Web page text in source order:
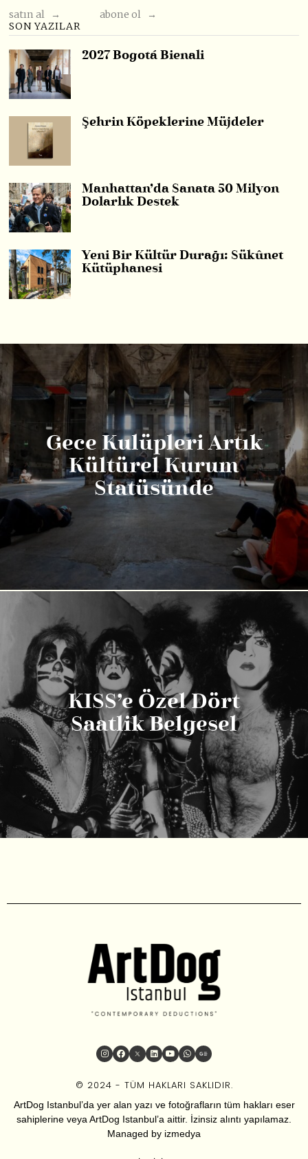
satın al →
abone ol →
SON YAZILAR
2027 Bogotá Bienali
Şehrin Köpeklerine Müjdeler
Manhattan’da Sanata 50 Milyon
Dolarlık Destek
Yeni Bir Kültür Durağı: Sükûnet
Kütüphanesi
Gece Kulüpleri Artık
Kültürel Kurum
Statüsünde
KISS’e Özel Dört
Saatlik Belgesel
© 2024 - TÜM HAKLARI SAKLIDIR.
ArtDog Istanbul’da yer alan yazı ve fotoğrafların tüm hakları eser
sahiplerine veya ArtDog Istanbul’a aittir. İzinsiz alıntı yapılamaz.
Managed by izmedya